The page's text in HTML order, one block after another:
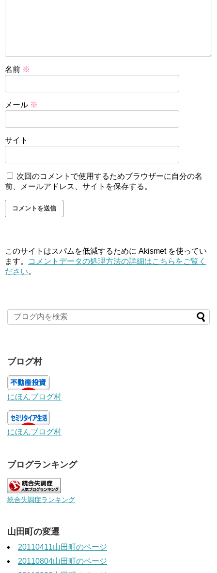
名前 ※
メール ※
サイト
次回のコメントで使用するためブラウザーに自分の名
前、メールアドレス、サイトを保存する。
このサイトはスパムを低減するために Akismet を使ってい
ます。
コメントデータの処理方法の詳細はこちらをご覧く
ださい。
ブログ村
にほんブログ村
にほんブログ村
ブログランキング
統合失調症ランキング
山田町の変遷
20110411山田町のページ
20110804山田町のページ